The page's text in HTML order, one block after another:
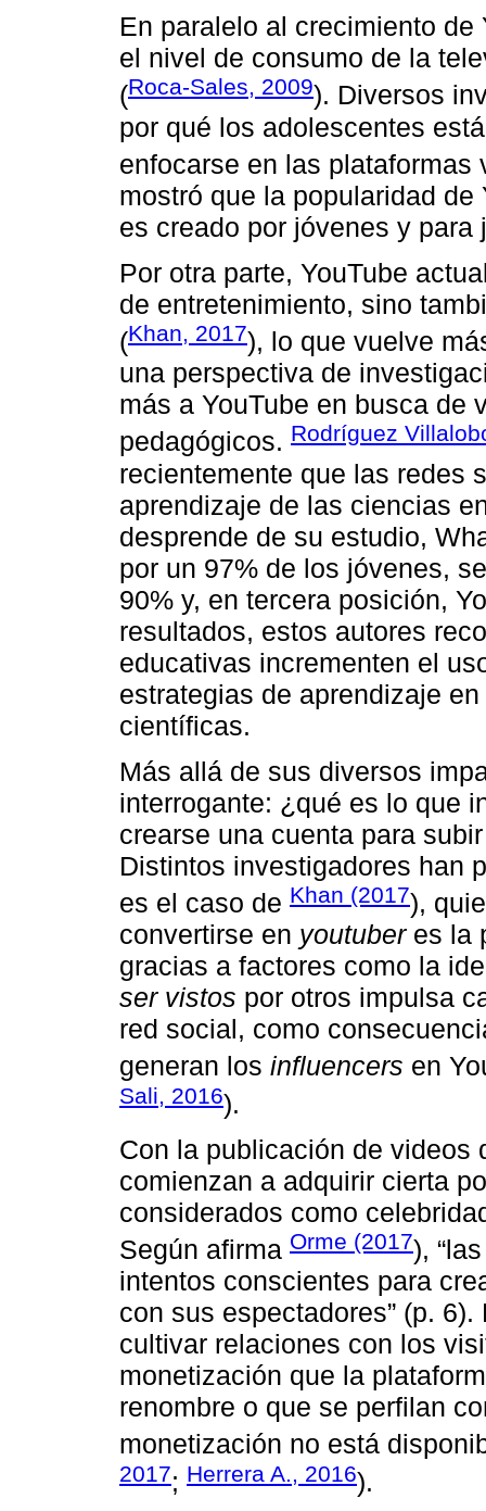
En paralelo al crecimiento
el nivel de consumo de la
(Roca-Sales, 2009). Diversos
por qué los adolescentes
enfocarse en las
mostró que la popularidad
es creado por jóvenes y para
Por otra parte, YouTube
de entretenimiento, sino
(Khan, 2017), lo que vuelve
una perspectiva de
más a YouTube en busca de
pedagógicos. Rodríguez
recientemente que las redes
aprendizaje de las ciencias
desprende de su estudio,
por un 97% de los jóvenes,
90% y, en tercera posición,
resultados, estos autores
educativas incrementen el
estrategias de aprendizaje
científicas.
Más allá de sus diversos
interrogante: ¿qué es lo que
crearse una cuenta para
Distintos investigadores han
es el caso de Khan (2017),
convertirse en youtuberes la
gracias a factores como la
ser vistos por otros impulsa
red social, como
generan los influencers en
Sali, 2016).
Con la publicación de
comienzan a adquirir cierta
considerados como
Según afirma Orme (2017),
intentos conscientes para
con sus espectadores” (p.
cultivar relaciones con los
monetización que la
renombre o que se perfilan
monetización no está
2017; Herrera A., 2016).